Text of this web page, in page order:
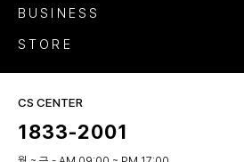
BUSINESS
STORE
CS CENTER
1833-2001